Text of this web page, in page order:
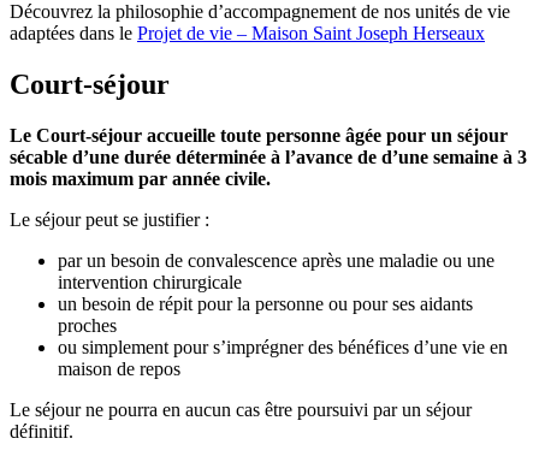
Découvrez la philosophie d’accompagnement de nos unités de vie
adaptées dans le Projet de vie – Maison Saint Joseph Herseaux
Court-séjour
Le Court-séjour accueille toute personne âgée pour un séjour
sécable d’une durée déterminée à l’avance de d’une semaine à 3
mois maximum par année civile.
Le séjour peut se justifier :
par un besoin de convalescence après une maladie ou une
intervention chirurgicale
un besoin de répit pour la personne ou pour ses aidants
proches
ou simplement pour s’imprégner des bénéfices d’une vie en
maison de repos
Le séjour ne pourra en aucun cas être poursuivi par un séjour
définitif.